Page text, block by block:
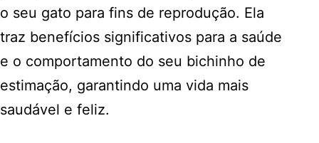
o seu gato para fins de reprodução. Ela
traz benefícios significativos para a saúde
e o comportamento do seu bichinho de
estimação, garantindo uma vida mais
saudável e feliz.